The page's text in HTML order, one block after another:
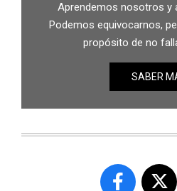
Aprendemos nosotros y
Podemos equivocarnos,
propósito de no
SABER